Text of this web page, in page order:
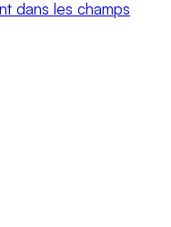
dans les champs